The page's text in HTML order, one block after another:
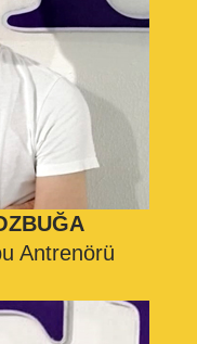
Antrenörü